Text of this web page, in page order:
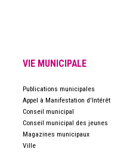
VIE MUNICIPALE
Publications municipales
Appel à Manifestation d'Intérêt
Conseil municipal
Conseil municipal des jeunes
Magazines municipaux
Ville